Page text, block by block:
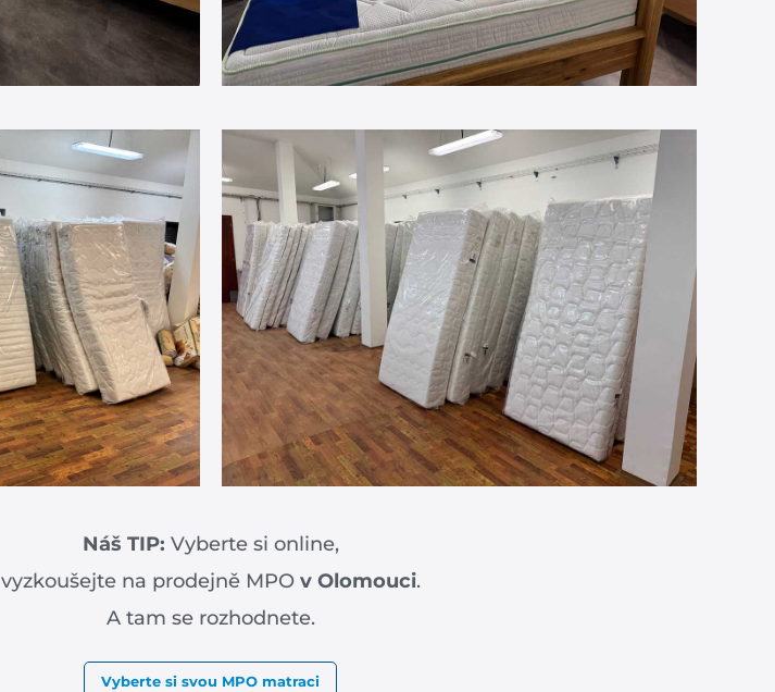
Náš TIP: Vyberte si online,
vyzkoušejte na prodejně MPO v Olomouci.
A tam se rozhodnete.
Vyberte si svou MPO matraci